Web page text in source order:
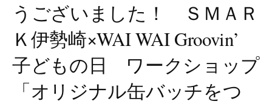
うございました！ ＳＭＡＲ
Ｋ伊勢崎×WAI WAI Groovin’
子どもの日 ワークショップ
「オリジナル缶バッチをつ